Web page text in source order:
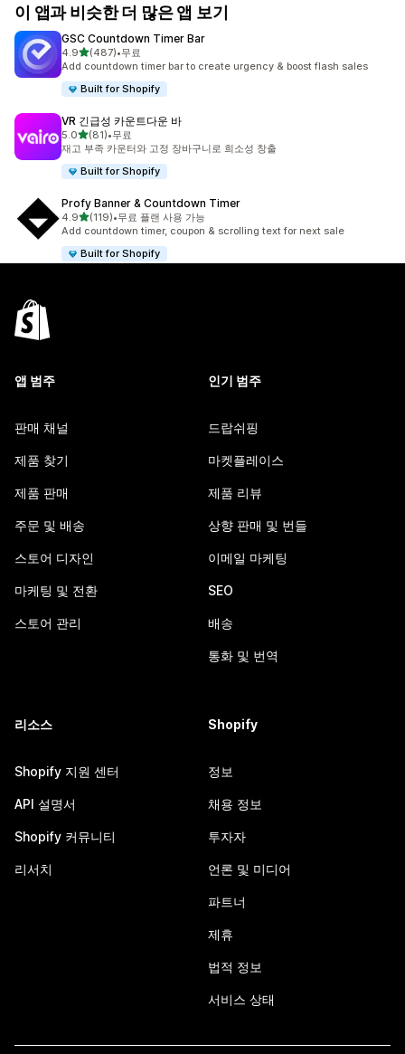
이 앱과 비슷한 더 많은 앱 보기
GSC Countdown Timer Bar
4.9별 5개 중
(487)
총 리뷰 487개
•무료
Add countdown timer bar to create urgency & boost flash sales
Built for Shopify
VR 긴급성 카운트다운 바
5.0별 5개 중
(81)
총 리뷰 81개
•무료
재고 부족 카운터와 고정 장바구니로 희소성 창출
Built for Shopify
Profy Banner & Countdown Timer
4.9별 5개 중
(119)
총 리뷰 119개
•무료 플랜 사용 가능
Add countdown timer, coupon & scrolling text for next sale
Built for Shopify
앱 범주
판매 채널
제품 찾기
제품 판매
주문 및 배송
스토어 디자인
마케팅 및 전환
스토어 관리
인기 범주
드랍쉬핑
마켓플레이스
제품 리뷰
상향 판매 및 번들
이메일 마케팅
SEO
배송
통화 및 번역
리소스
Shopify 지원 센터
API 설명서
Shopify 커뮤니티
리서치
Shopify
정보
채용 정보
투자자
언론 및 미디어
파트너
제휴
법적 정보
서비스 상태